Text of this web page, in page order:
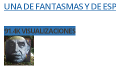
UNA DE FANTASMAS Y DE
91.4K VISUALIZACIONES